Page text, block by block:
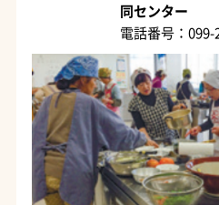
同センター
電話番号：099-